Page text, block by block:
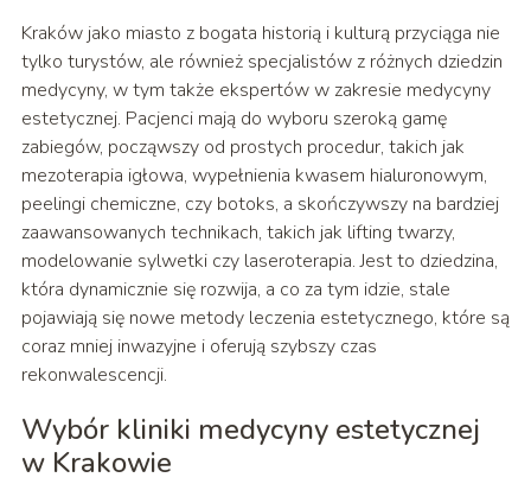
Kraków jako miasto z bogata historią i kulturą przyciąga nie
tylko turystów, ale również specjalistów z różnych dziedzin
medycyny, w tym także ekspertów w zakresie medycyny
estetycznej. Pacjenci mają do wyboru szeroką gamę
zabiegów, począwszy od prostych procedur, takich jak
mezoterapia igłowa, wypełnienia kwasem hialuronowym,
peelingi chemiczne, czy botoks, a skończywszy na bardziej
zaawansowanych technikach, takich jak lifting twarzy,
modelowanie sylwetki czy laseroterapia. Jest to dziedzina,
która dynamicznie się rozwija, a co za tym idzie, stale
pojawiają się nowe metody leczenia estetycznego, które są
coraz mniej inwazyjne i oferują szybszy czas
rekonwalescencji.
Wybór kliniki medycyny estetycznej
w Krakowie